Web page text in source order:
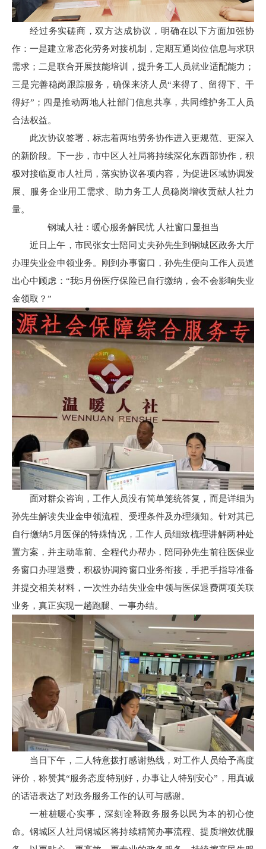
经过务实磋商，双方达成协议，明确在以下方面加强协
作：一是建立常态化劳务对接机制，定期互通岗位信息与求职
需求；二是联合开展技能培训，提升务工人员就业适配能力；
三是完善稳岗跟踪服务，确保来济人员“来得了、留得下、干
得好”；四是推动两地人社部门信息共享，共同维护务工人员
合法权益。
此次协议签署，标志着两地劳务协作进入更规范、更深入
的新阶段。下一步，市中区人社局将持续深化东西部协作，积
极对接临夏市人社局，落实协议各项内容，为促进区域协调发
展、服务企业用工需求、助力务工人员稳岗增收贡献人社力
量。
钢城人社：暖心服务解民忧 人社窗口显担当
近日上午，市民张女士陪同丈夫孙先生到钢城区政务大厅
办理失业金申领业务。刚到办事窗口，孙先生便向工作人员道
出心中顾虑：“我5月份医疗保险已自行缴纳，会不会影响失业
金领取？”
面对群众咨询，工作人员没有简单笼统答复，而是详细为
孙先生解读失业金申领流程、受理条件及办理须知。针对其已
自行缴纳5月医保的特殊情况，工作人员细致梳理讲解两种处
置方案，并主动靠前、全程代办帮办，陪同孙先生前往医保业
务窗口办理退费，积极协调跨窗口业务衔接，手把手指导准备
并提交相关材料，一次性办结失业金申领与医保退费两项关联
业务，真正实现一趟跑腿、一事办结。
当日下午，二人特意拨打感谢热线，对工作人员给予高度
评价，称赞其“服务态度特别好，办事让人特别安心”，用真诚
的话语表达了对政务服务工作的认可与感谢。
一桩桩暖心实事，深刻诠释政务服务以民为本的初心使
命。钢城区人社局钢城区将持续精简办事流程、提质增效优服